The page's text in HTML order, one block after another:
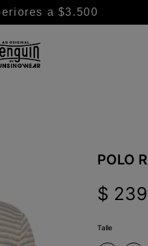
a $3.500
POLO
$
Talle